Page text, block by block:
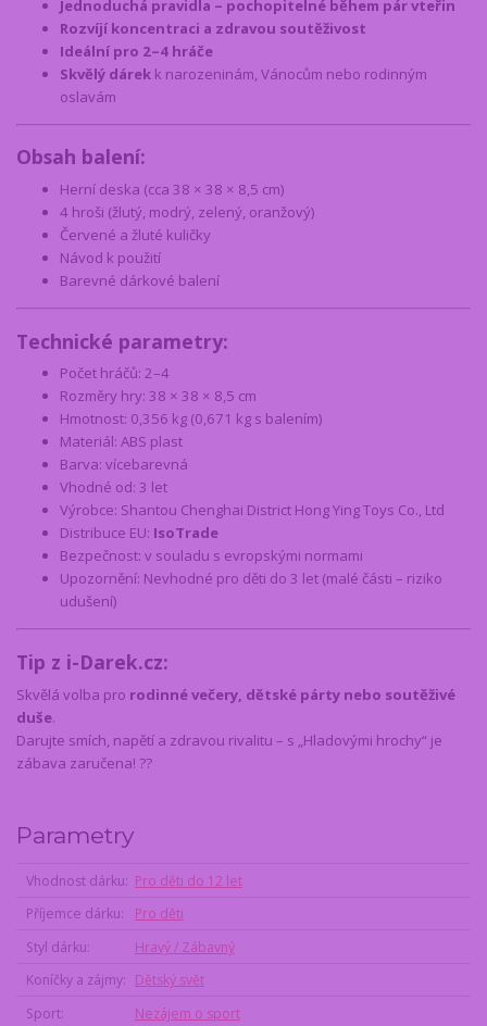
Jednoduchá pravidla – pochopitelné během pár vteřin
Rozvíjí koncentraci a zdravou soutěživost
Ideální pro 2–4 hráče
Skvělý dárek k narozeninám, Vánocům nebo rodinným
oslavám
Obsah balení:
Herní deska (cca 38 × 38 × 8,5 cm)
4 hroši (žlutý, modrý, zelený, oranžový)
Červené a žluté kuličky
Návod k použití
Barevné dárkové balení
Technické parametry:
Počet hráčů: 2–4
Rozměry hry: 38 × 38 × 8,5 cm
Hmotnost: 0,356 kg (0,671 kg s balením)
Materiál: ABS plast
Barva: vícebarevná
Vhodné od: 3 let
Výrobce: Shantou Chenghai District Hong Ying Toys Co., Ltd
Distribuce EU: IsoTrade
Bezpečnost: v souladu s evropskými normami
Upozornění: Nevhodné pro děti do 3 let (malé části – riziko
udušení)
Tip z i-Darek.cz:
Skvělá volba pro rodinné večery, dětské párty nebo soutěživé
duše.
Darujte smích, napětí a zdravou rivalitu – s „Hladovými hrochy“ je
zábava zaručena! ??
Parametry
Vhodnost dárku
Pro děti do 12 let
Příjemce dárku
Pro děti
Styl dárku
Hravý / Zábavný
Koníčky a zájmy
Dětský svět
Sport
Nezájem o sport